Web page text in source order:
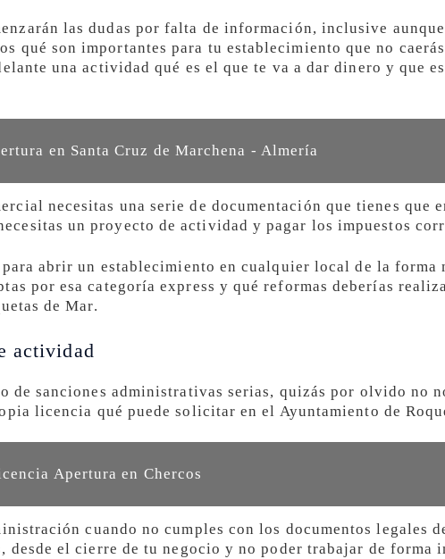
las dudas por falta de información, inclusive aunque
qué son importantes para tu establecimiento que no
una actividad qué es el que te va a dar dinero y que
en Santa Cruz de Marchena - Almería
necesitas una serie de documentación que tienes que
un proyecto de actividad y pagar los impuestos
abrir un establecimiento en cualquier local de la forma
por esa categoría express y qué reformas deberías
de Mar.
actividad
sanciones administrativas serias, quizás por olvido no
licencia qué puede solicitar en el Ayuntamiento de
Apertura en Chercos
cuando no cumples con los documentos legales
desde el cierre de tu negocio y no poder trabajar de forma